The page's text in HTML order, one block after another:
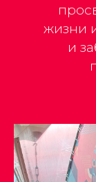
жизни
и